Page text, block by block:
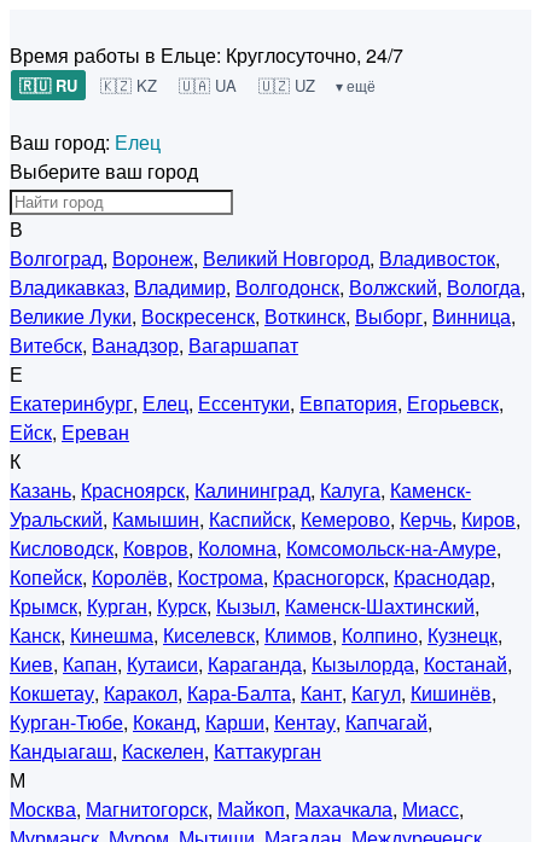
Время работы в Ельце: Круглосуточно, 24/7
🇷🇺 RU 🇰🇿 KZ 🇺🇦 UA 🇺🇿 UZ ▾ ещё
Ваш город: Елец
Выберите ваш город
В
Волгоград, Воронеж, Великий Новгород, Владивосток,
Владикавказ, Владимир, Волгодонск, Волжский, Вологда,
Великие Луки, Воскресенск, Воткинск, Выборг, Винница,
Витебск, Ванадзор, Вагаршапат
Е
Екатеринбург, Елец, Ессентуки, Евпатория, Егорьевск,
Ейск, Ереван
К
Казань, Красноярск, Калининград, Калуга, Каменск-
Уральский, Камышин, Каспийск, Кемерово, Керчь, Киров,
Кисловодск, Ковров, Коломна, Комсомольск-на-Амуре,
Копейск, Королёв, Кострома, Красногорск, Краснодар,
Крымск, Курган, Курск, Кызыл, Каменск-Шахтинский,
Канск, Кинешма, Киселевск, Климов, Колпино, Кузнецк,
Киев, Капан, Кутаиси, Караганда, Кызылорда, Костанай,
Кокшетау, Каракол, Кара-Балта, Кант, Кагул, Кишинёв,
Курган-Тюбе, Коканд, Карши, Кентау, Капчагай,
Кандыагаш, Каскелен, Каттакурган
М
Москва, Магнитогорск, Майкоп, Махачкала, Миасс,